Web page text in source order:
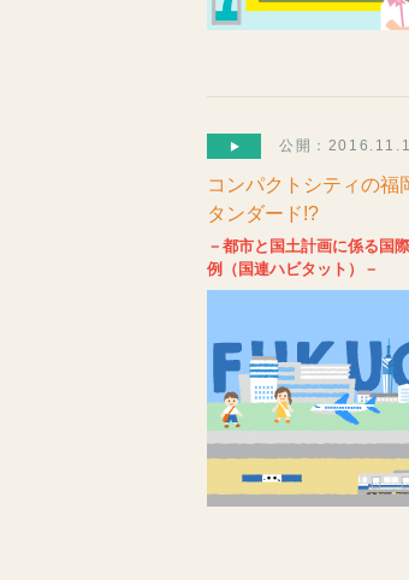
公開：
コンパクトシティの福
タンダード!?
－都市と国土計画に係る国
例（国連ハビタット）－